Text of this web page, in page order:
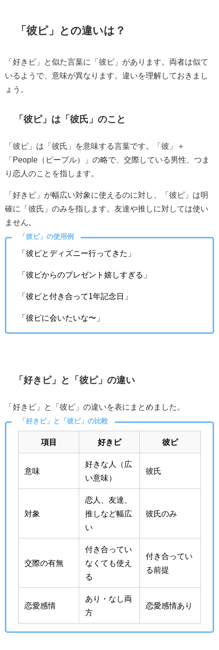
「彼ピ」との違いは？
「好きピ」と似た言葉に「彼ピ」があります。両者は似て
いるようで、意味が異なります。違いを理解しておきまし
ょう。
「彼ピ」は「彼氏」のこと
「彼ピ」は「彼氏」を意味する言葉です。「彼」＋
「People（ピープル）」の略で、交際している男性、つま
り恋人のことを指します。
「好きピ」が幅広い対象に使えるのに対し、「彼ピ」は明
確に「彼氏」のみを指します。友達や推しに対しては使い
ません。
「彼ピ」の使用例
「彼ピとディズニー行ってきた」
「彼ピからのプレゼント嬉しすぎる」
「彼ピと付き合って1年記念日」
「彼ピに会いたいな〜」
「好きピ」と「彼ピ」の違い
「好きピ」と「彼ピ」の違いを表にまとめました。
「好きピ」と「彼ピ」の比較
項目 好きピ 彼ピ
意味
好きな人（広
い意味）
彼氏
対象
恋人、友達、
推しなど幅広
い
彼氏のみ
交際の有無
付き合ってい
なくても使え
る
付き合ってい
る前提
恋愛感情
あり・なし両
方
恋愛感情あり